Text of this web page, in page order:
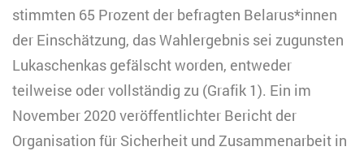
stimmten 65 Prozent der befragten Belarus*innen
der Einschätzung, das Wahlergebnis sei zugunsten
Lukaschenkas gefälscht worden, entweder
teilweise oder vollständig zu (Grafik 1). Ein im
November 2020 veröffentlichter Bericht der
Organisation für Sicherheit und Zusammenarbeit in